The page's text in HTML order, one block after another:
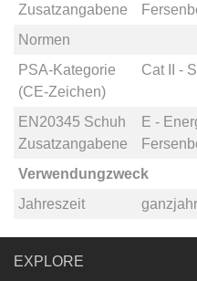
Zusatzangabene
Normen
PSA-Kategorie
(CE-Zeichen)
Cat II -
EN20345 Schuh
Zusatzangabene
E -
Verwendungzweck
Jahreszeit
ganzjahr
EXPLORE